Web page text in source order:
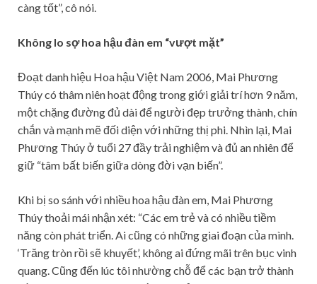
càng tốt”, cô nói.
Không lo sợ hoa hậu đàn em “vượt mặt”
Đoạt danh hiệu Hoa hậu Việt Nam 2006, Mai Phương
Thúy có thâm niên hoạt động trong giới giải trí hơn 9 năm,
một chặng đường đủ dài để người đẹp trưởng thành, chín
chắn và mạnh mẽ đối diện với những thị phi. Nhìn lại, Mai
Phương Thúy ở tuổi 27 đầy trải nghiệm và đủ an nhiên để
giữ “tâm bất biến giữa dòng đời vạn biến”.
Khi bị so sánh với nhiều hoa hậu đàn em, Mai Phương
Thúy thoải mái nhận xét: “Các em trẻ và có nhiều tiềm
năng còn phát triển. Ai cũng có những giai đoạn của mình.
‘Trăng tròn rồi sẽ khuyết’, không ai đứng mãi trên bục vinh
quang. Cũng đến lúc tôi nhường chỗ để các bạn trở thành